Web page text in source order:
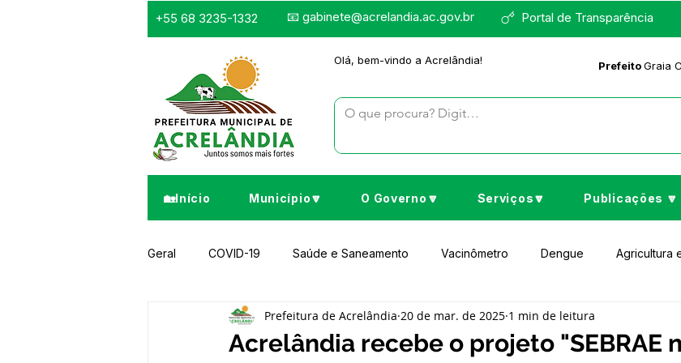
Portal de Transparência
+55 68 3235-1332 📧 gabinete@acrelandia.ac.gov.br
Olá, bem-vindo a Acrelândia! PrefeitoGraia
🏡Início Município🔽 O Governo🔽 Serviços🔽 Publicações 🔽
Geral COVID-19 Saúde e Saneamento Vacinômetro Dengue Agricultura
Infraestrutura e Obras Desporto Cultura e Lazer Educação Assistência Social
Acrelândia recebe o projeto "SEBRAE
Prefeitura de Acrelândia 20 de mar. de 2025 1 min de leitura